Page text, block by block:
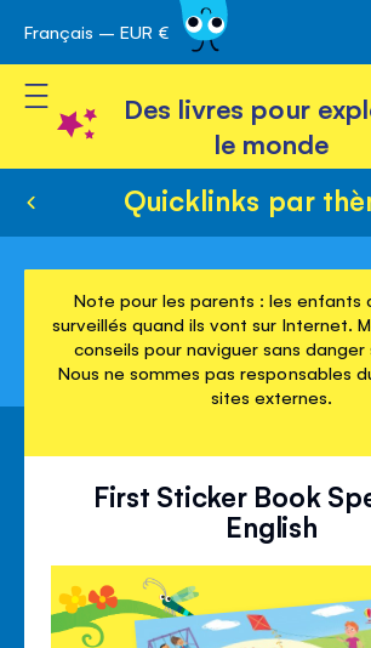
Skip
to
Content
Français – EUR €
Toggle Nav
Des livres pour
le monde
Quicklinks par
Note pour les parents : les enfants
surveillés quand ils vont sur Internet.
conseils pour naviguer sans danger
Nous ne sommes pas responsables
sites externes.
First Sticker Book
English